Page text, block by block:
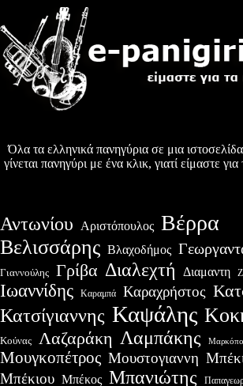
Όλα τα ελληνικά πανηγύρια σε μια
γίνεται πανηγύρι με ένα κλικ, γιατί είμαστε
Αντωνίου Αριστόπουλος Βέρρα
Βελισσάρης Βλαχοδήμος
Γιαννούλης Γρίβα Διαλεχτή Διαμαντη
Ιωαννίδης Καραμπά Καραχρήστος
Κατσίγιαννης Καψάλης
Κούνας Λαζαράκη Λαμπάκης
Μουγκοπέτρος Μουστογιαννη
Μπέκιου Μπέκος Μπανιώτης